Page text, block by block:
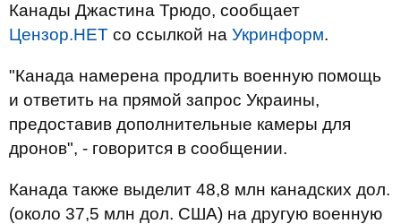
Канады Джастина Трюдо, сообщает
Цензор.НЕТ со ссылкой на Укринформ.
"Канада намерена продлить военную помощь
и ответить на прямой запрос Украины,
предоставив дополнительные камеры для
дронов", - говорится в сообщении.
Канада также выделит 48,8 млн канадских дол.
(около 37,5 млн дол. США) на другую военную